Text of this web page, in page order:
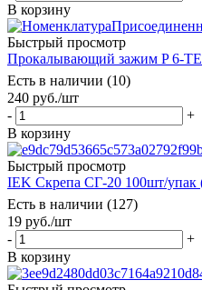
В корзину
Быстрый просмотр
Прокалывающий зажим P 6-
Есть в наличии (10)
240 руб./шт
-
+
В корзину
Быстрый просмотр
IEK Скрепа СГ-20 100шт/упак
Есть в наличии (127)
19 руб./шт
-
+
В корзину